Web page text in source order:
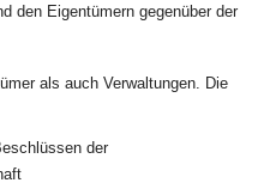
den Eigentümern gegenüber der
als auch Verwaltungen. Die
der